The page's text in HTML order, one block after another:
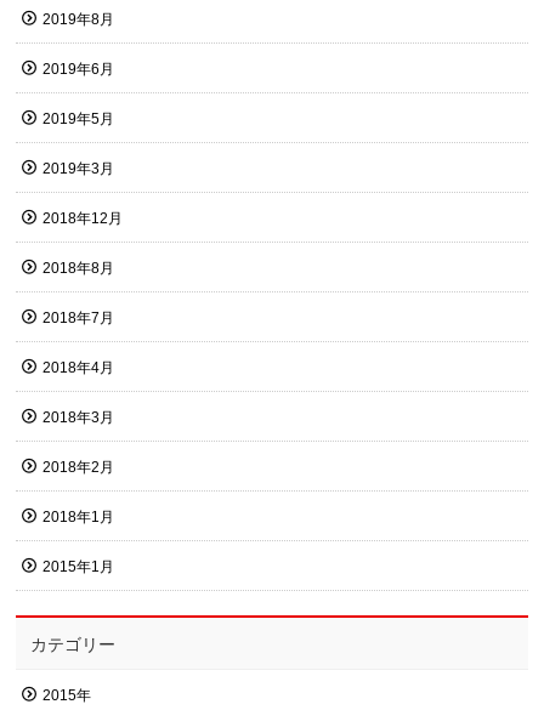
2019年8月
2019年6月
2019年5月
2019年3月
2018年12月
2018年8月
2018年7月
2018年4月
2018年3月
2018年2月
2018年1月
2015年1月
カテゴリー
2015年